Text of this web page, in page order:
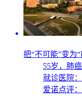
把“不可能”变为
55岁， 肺
就诊医院
爱诺点评